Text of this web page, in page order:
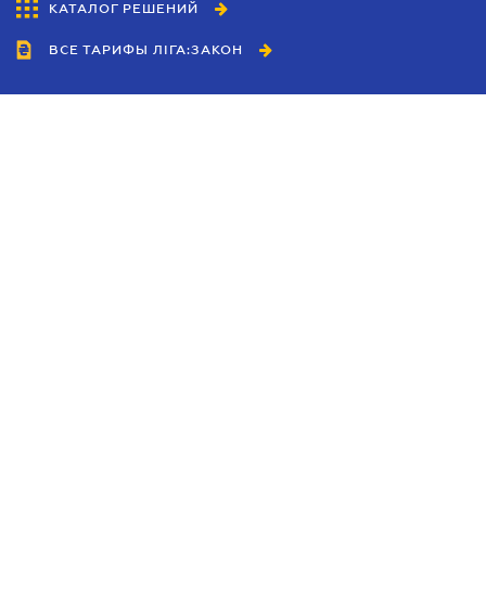
КАТАЛОГ РЕШЕНИЙ
ВСЕ ТАРИФЫ ЛІГА:ЗАКОН